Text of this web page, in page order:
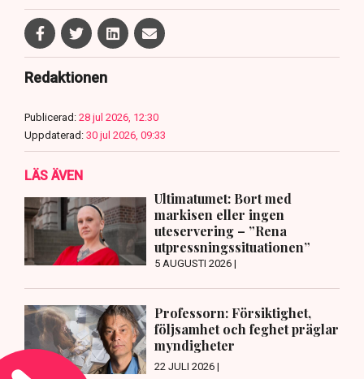
Redaktionen
Publicerad: 28 jul 2026, 12:30
Uppdaterad: 30 jul 2026, 09:33
LÄS ÄVEN
Ultimatumet: Bort med
markisen eller ingen
uteservering – ”Rena
utpressningssituationen”
5 AUGUSTI 2026 |
Professorn: Försiktighet,
följsamhet och feghet präglar
myndigheter
22 JULI 2026 |